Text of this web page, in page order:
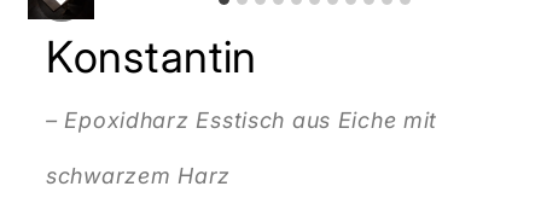
Konstantin
– Epoxidharz Esstisch aus Eiche mit
schwarzem Harz